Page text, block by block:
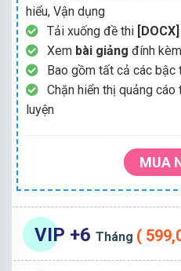
hiểu, Vận dụng
Tải xuống đề thi [DOCX]
Xem bài giảng đính
Bao gồm tất cả các bậc
Chặn hiển thị quảng
luyện
MUA
VIP +6 Tháng (